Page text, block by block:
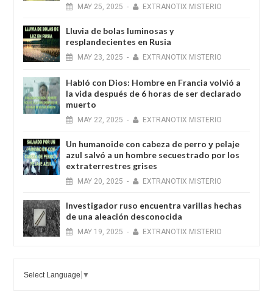
MAY 25, 2025 - EXTRANOTIX MISTERIO
Lluvia de bolas luminosas y
resplandecientes en Rusia
MAY 23, 2025 - EXTRANOTIX MISTERIO
Habló con Dios: Hombre en Francia volvió a
la vida después de 6 horas de ser declarado
muerto
MAY 22, 2025 - EXTRANOTIX MISTERIO
Un humanoide con cabeza de perro у pelaje
azul salvó a un hombre secuestrado por los
extraterrestres grises
MAY 20, 2025 - EXTRANOTIX MISTERIO
Investigador ruso encuentra varillas hechas
de una aleación desconocida
MAY 19, 2025 - EXTRANOTIX MISTERIO
Select Language ▼